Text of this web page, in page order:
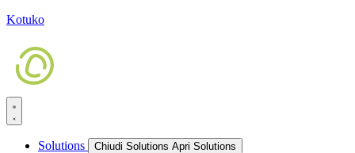
Kotuko
Solutions Chiudi Solutions Apri Solutions